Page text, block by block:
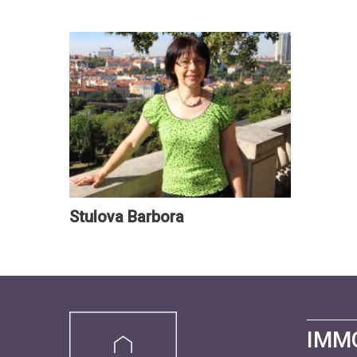
Stulova Barbora